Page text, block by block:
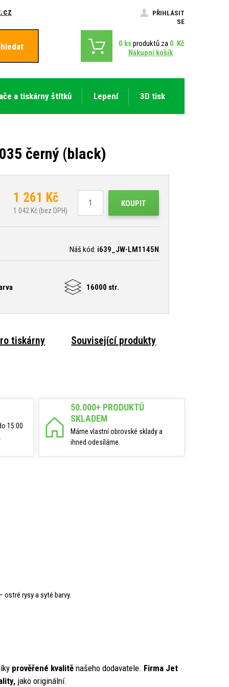
PŘIHLÁSIT
SE
0 ksproduktů za 0 Kč
Nákupní košík
a tiskárny štítků Lepení 3D tisk
černý (black)
1 261 Kč
1 042 Kč (bez DPH)
KOUPIT
Náš kód: i639_JW-LM1145N
16000 str.
tiskárny Související produkty
15:00
50.000+ PRODUKTŮ
SKLADEM
Máme vlastní obrovské sklady a
ihned odesíláme.
– ostré rysy a syté barvy.
prověřené kvalitě našeho dodavatele. Firma Jet
jako originální.